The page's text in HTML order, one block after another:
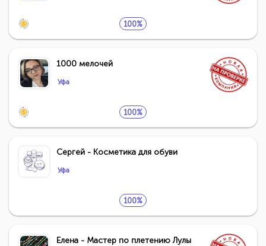
100%
1000 мелочей
Уфа
100%
Сергей - Косметика для обуви
Уфа
100%
Елена - Мастер по плетению Лулы